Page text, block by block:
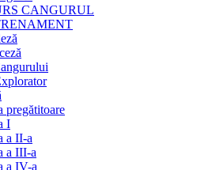
CANGURUL
pregătitoare
I
a II-a
a III-a
a IV-a